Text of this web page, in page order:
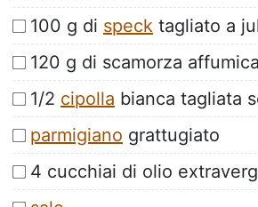
100 g di speck tagliato a
120 g di scamorza
1/2 cipolla bianca tagliata
parmigiano grattugiato
4 cucchiai di olio